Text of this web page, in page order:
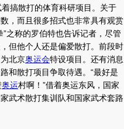
搞散打的体育科研项目。关于
，而且很多招式也非常具有观赏
之称的罗伯特也告诉记者，尽管
但他个人还是偏爱散打。前段时
北京奥运会特设项目。还有消息
和散打项目争取待遇。“最好是
奥运村啊！”借着奥运东风，国家
武术散打集训队和国家武术套路